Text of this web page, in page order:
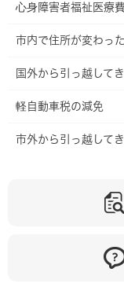
心身障害者福祉医療
市内で住所が変わっ
国外から引っ越して
軽自動車税の減免
市外から引っ越して